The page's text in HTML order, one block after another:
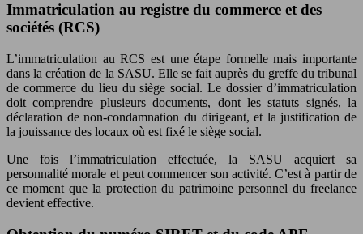
Immatriculation au registre du commerce et des
sociétés (RCS)
L’immatriculation au RCS est une étape formelle mais importante
dans la création de la SASU. Elle se fait auprès du greffe du tribunal
de commerce du lieu du siège social. Le dossier d’immatriculation
doit comprendre plusieurs documents, dont les statuts signés, la
déclaration de non-condamnation du dirigeant, et la justification de
la jouissance des locaux où est fixé le siège social.
Une fois l’immatriculation effectuée, la SASU acquiert sa
personnalité morale et peut commencer son activité. C’est à partir de
ce moment que la protection du patrimoine personnel du freelance
devient effective.